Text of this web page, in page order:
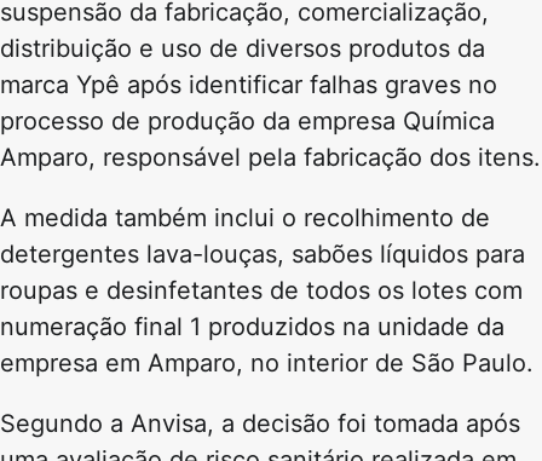
suspensão da fabricação, comercialização,
distribuição e uso de diversos produtos da
marca Ypê após identificar falhas graves no
processo de produção da empresa Química
Amparo, responsável pela fabricação dos itens.
A medida também inclui o recolhimento de
detergentes lava-louças, sabões líquidos para
roupas e desinfetantes de todos os lotes com
numeração final 1 produzidos na unidade da
empresa em Amparo, no interior de São Paulo.
Segundo a Anvisa, a decisão foi tomada após